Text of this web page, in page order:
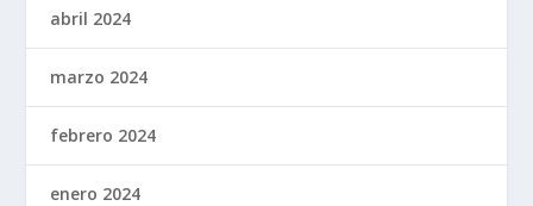
abril 2024
marzo 2024
febrero 2024
enero 2024